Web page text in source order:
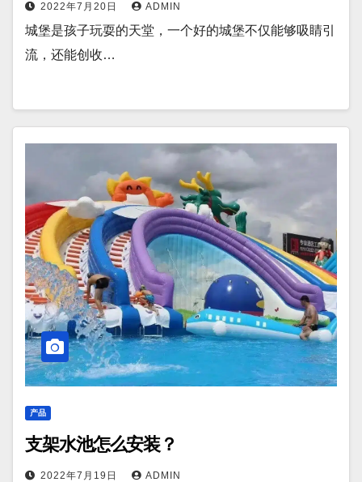
2022年7月20日 ADMIN
城堡是孩子玩耍的天堂，一个好的城堡不仅能够吸睛引
流，还能创收…
产品
支架水池怎么安装？
2022年7月19日 ADMIN